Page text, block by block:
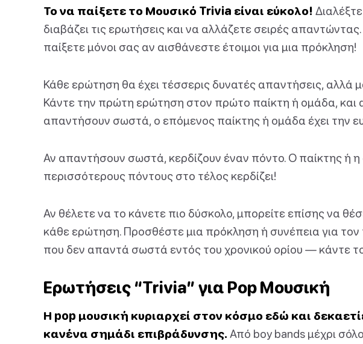
Το να παίξετε το Μουσικό Trivia είναι εύκολο!
διαβάζει τις ερωτήσεις και να αλλάζετε σειρές
παίξετε μόνοι σας αν αισθάνεστε έτοιμοι για μια πρόκληση!
Κάθε ερώτηση θα έχει τέσσερις δυνατές απαντήσεις, αλλά
Κάντε την πρώτη ερώτηση στον πρώτο παίκτη ή ομάδα, και
απαντήσουν σωστά, ο επόμενος παίκτης ή ομάδα έχει την
Αν απαντήσουν σωστά, κερδίζουν έναν πόντο. Ο παίκτης ή
περισσότερους πόντους στο τέλος κερδίζει!
Αν θέλετε να το κάνετε πιο δύσκολο, μπορείτε επίσης να
κάθε ερώτηση. Προσθέστε μια πρόκληση ή συνέπεια για
που δεν απαντά σωστά εντός του χρονικού ορίου — κάντε
Ερωτήσεις “Trivia” για Pop Μουσική
Η pop μουσική κυριαρχεί στον κόσμο εδώ και
κανένα σημάδι επιβράδυνσης. Από boy bands μέχρι